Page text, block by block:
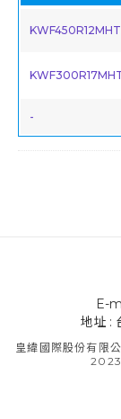
-
E-
地址 :
皇緯國際股份有